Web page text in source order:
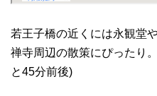
若王子橋の近くには永観堂
禅寺周辺の散策にぴったり
と45分前後)